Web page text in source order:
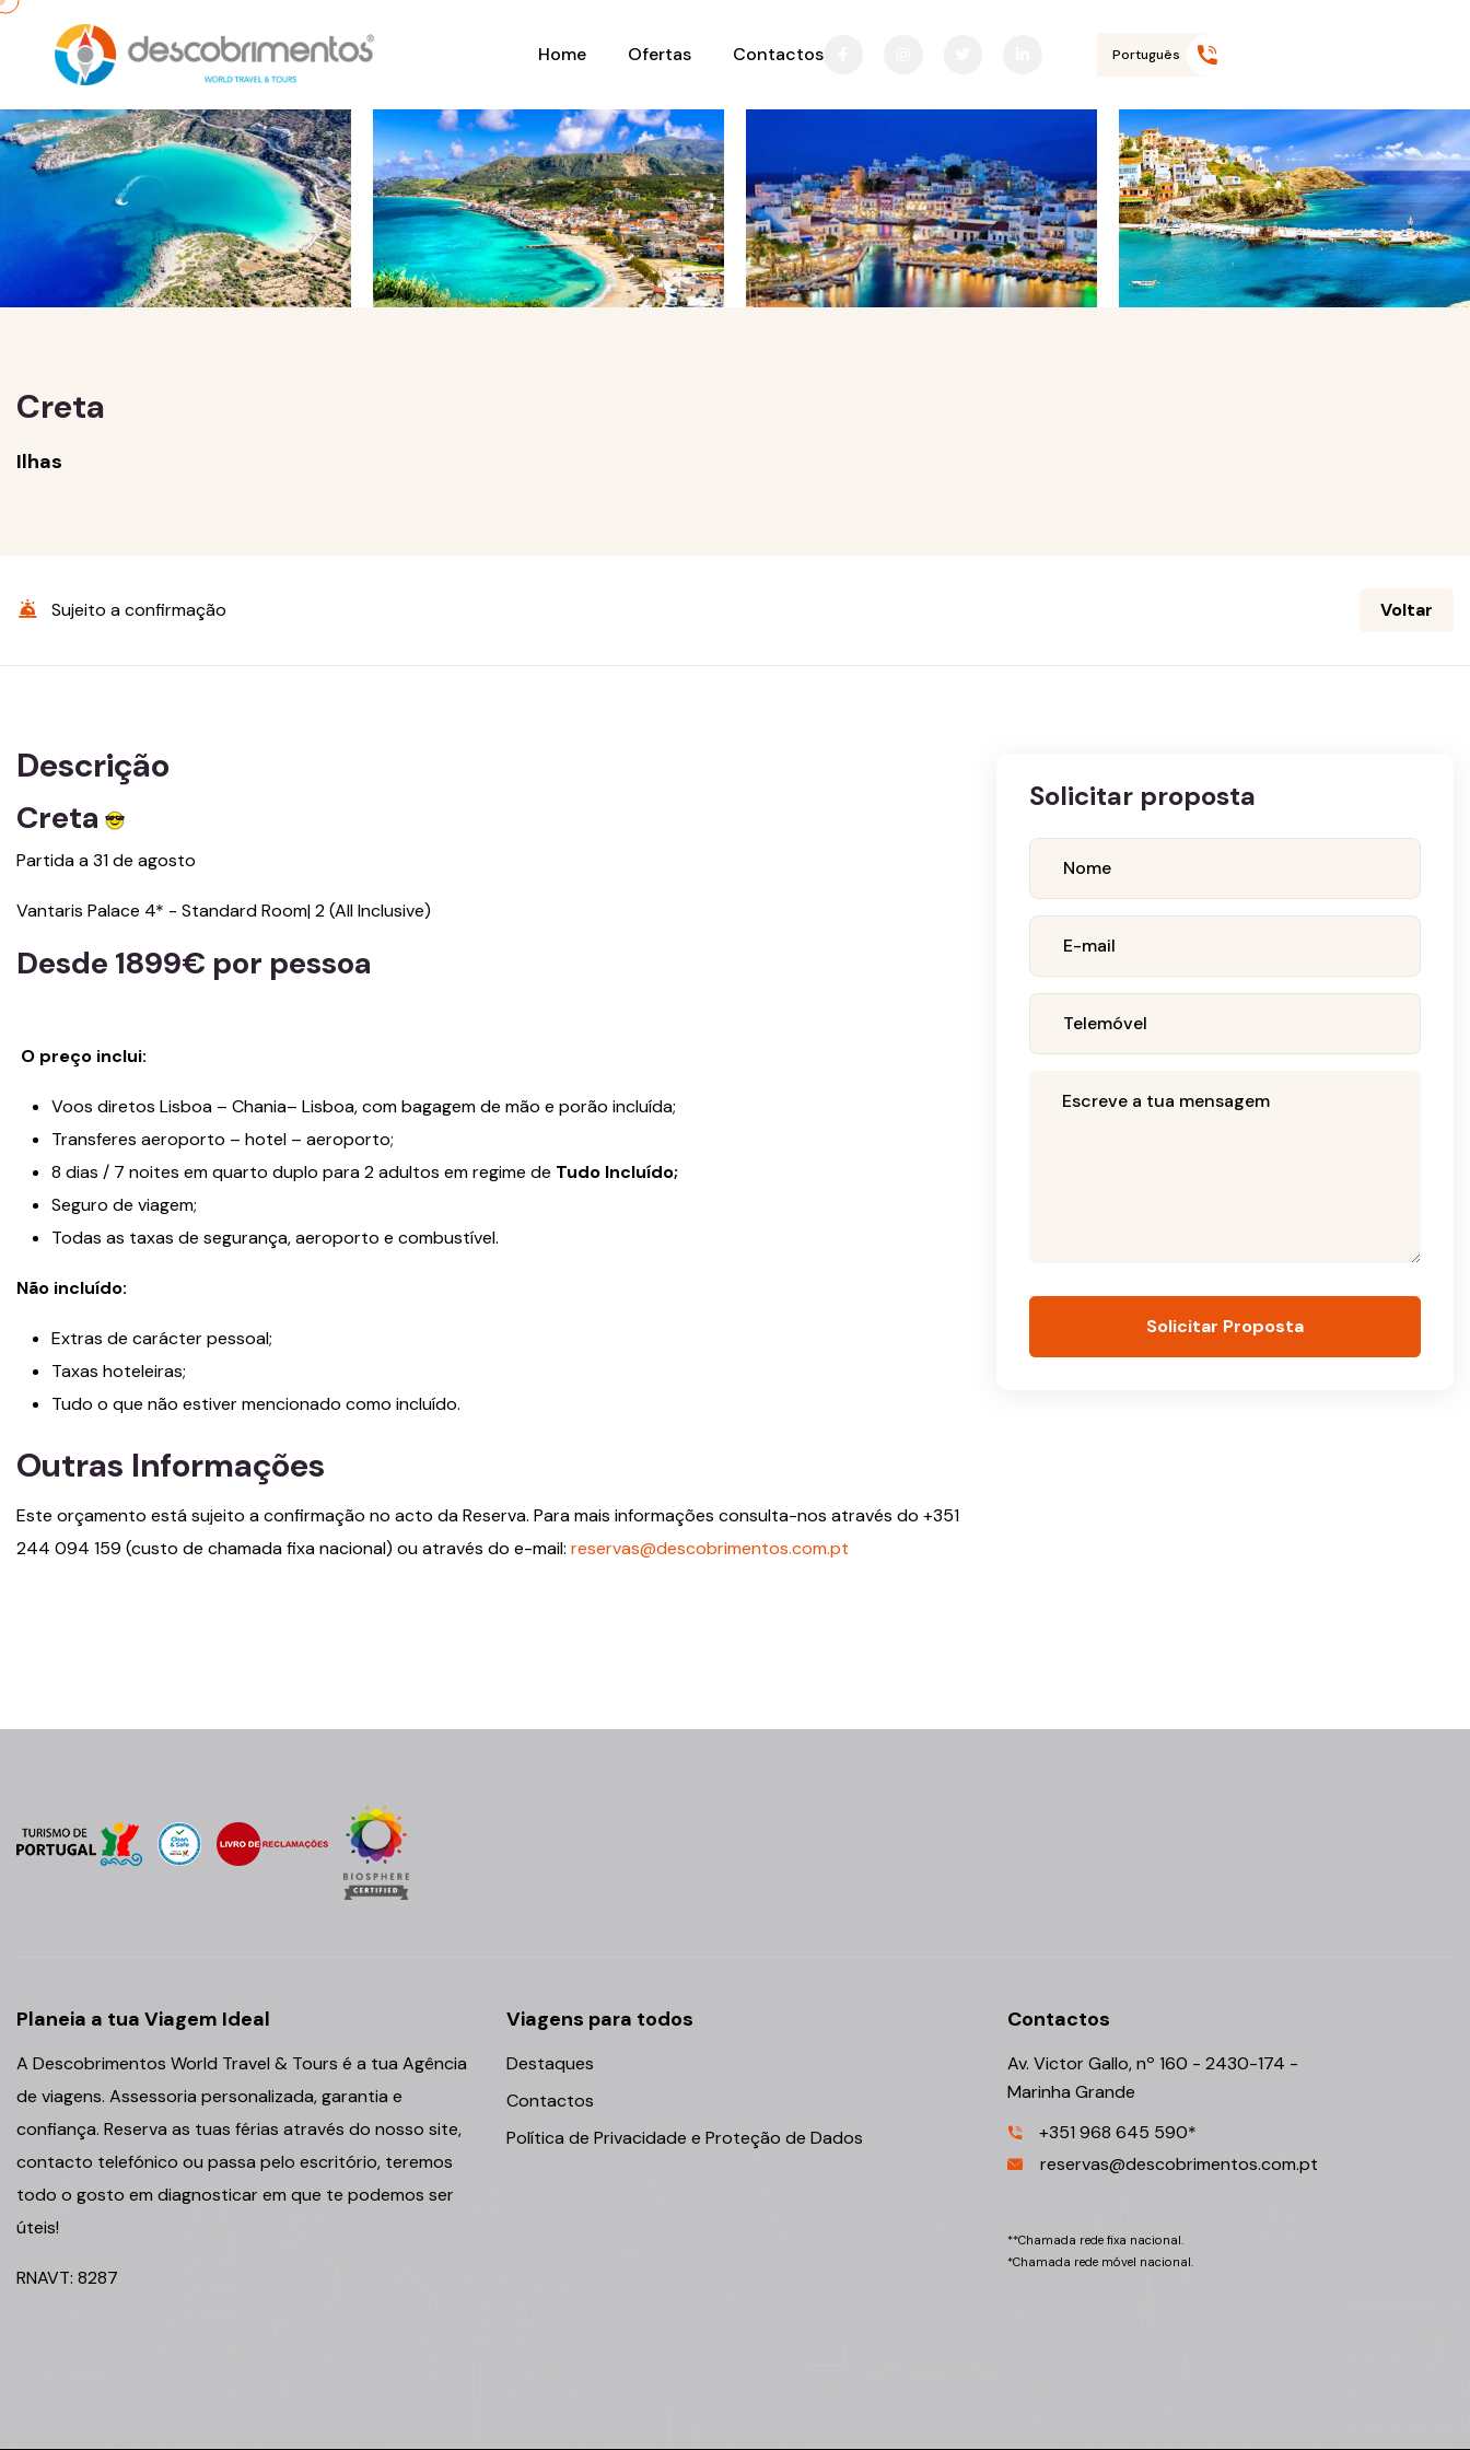
Home Ofertas Contactos
Creta
Ilhas
Sujeito a confirmação Voltar
Descrição
Creta
Partida a 31 de agosto
Vantaris Palace 4* - Standard Room| 2 (All Inclusive)
Desde 1899€ por pessoa
O preço inclui:
Voos diretos Lisboa – Chania– Lisboa, com bagagem de mão e porão incluída;
Transferes aeroporto – hotel – aeroporto;
8 dias / 7 noites em quarto duplo para 2 adultos em regime de Tudo Incluído;
Seguro de viagem;
Todas as taxas de segurança, aeroporto e combustível.
Não incluído:
Extras de carácter pessoal;
Taxas hoteleiras;
Tudo o que não estiver mencionado como incluído.
Outras Informações
Este orçamento está sujeito a confirmação no acto da Reserva. Para mais informações consulta-nos através do +351
244 094 159 (custo de chamada fixa nacional) ou através do e-mail: reservas@descobrimentos.com.pt
Solicitar proposta
Solicitar Proposta
Planeia a tua Viagem Ideal
A Descobrimentos World Travel & Tours é a tua Agência
de viagens. Assessoria personalizada, garantia e
confiança. Reserva as tuas férias através do nosso site,
contacto telefónico ou passa pelo escritório, teremos
todo o gosto em diagnosticar em que te podemos ser
úteis!
RNAVT: 8287
Viagens para todos
Destaques
Contactos
Política de Privacidade e Proteção de Dados
Contactos
Av. Victor Gallo, nº 160 - 2430-174 -
Marinha Grande
+351 968 645 590*
reservas@descobrimentos.com.pt
**Chamada rede fixa nacional.
*Chamada rede móvel nacional.